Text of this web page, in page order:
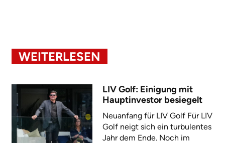
WEITERLESEN
LIV Golf: Einigung mit
Hauptinvestor besiegelt
Neuanfang für LIV Golf Für LIV
Golf neigt sich ein turbulentes
Jahr dem Ende. Noch im